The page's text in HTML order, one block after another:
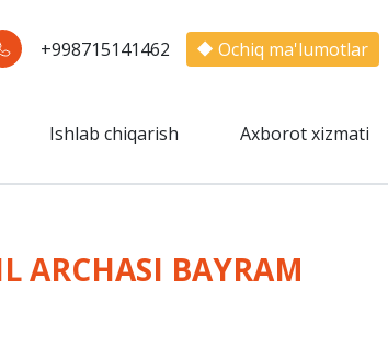
+998715141462 Ochiq ma'lumotlar
Ishlab chiqarish Axborot xizmati
ARCHASI BAYRAM